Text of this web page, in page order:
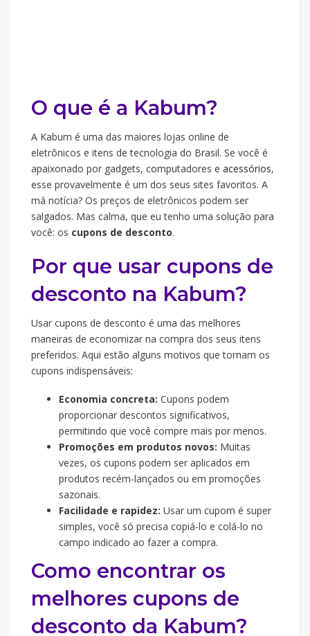
O que é a Kabum?
A Kabum é uma das maiores lojas online de
eletrônicos e itens de tecnologia do Brasil. Se você é
apaixonado por gadgets, computadores e acessórios,
esse provavelmente é um dos seus sites favoritos. A
má notícia? Os preços de eletrônicos podem ser
salgados. Mas calma, que eu tenho uma solução para
você: os cupons de desconto.
Por que usar cupons de
desconto na Kabum?
Usar cupons de desconto é uma das melhores
maneiras de economizar na compra dos seus itens
preferidos. Aqui estão alguns motivos que tornam os
cupons indispensáveis:
Economia concreta: Cupons podem
proporcionar descontos significativos,
permitindo que você compre mais por menos.
Promoções em produtos novos: Muitas
vezes, os cupons podem ser aplicados em
produtos recém-lançados ou em promoções
sazonais.
Facilidade e rapidez: Usar um cupom é super
simples, você só precisa copiá-lo e colá-lo no
campo indicado ao fazer a compra.
Como encontrar os
melhores cupons de
desconto da Kabum?